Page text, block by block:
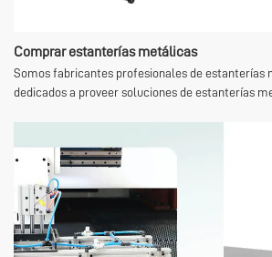
Comprar estanterías metálicas
Somos fabricantes profesionales de estanterías
dedicados a proveer soluciones de estanterías
son adecuadas para una amplia gama de
pueden satisfacer diversas necesidades de
de mercancías. Ideales para la venta al por
mayor, nuestros productos gozan de la confianza
gran resistencia, durabilidad y configuraciones